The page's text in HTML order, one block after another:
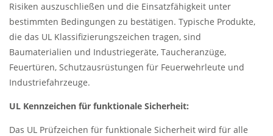
Risiken auszuschließen und die Einsatzfähigkeit unter
bestimmten Bedingungen zu bestätigen. Typische Produkte,
die das UL Klassifizierungszeichen tragen, sind
Baumaterialien und Industriegeräte, Taucheranzüge,
Feuertüren, Schutzausrüstungen für Feuerwehrleute und
Industriefahrzeuge.
UL Kennzeichen für funktionale Sicherheit:
Das UL Prüfzeichen für funktionale Sicherheit wird für alle